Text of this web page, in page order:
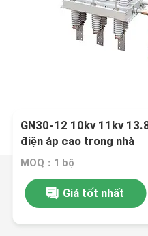
GN30-12 10kv 11kv
điện áp cao trong nhà
MOQ：1 bộ
Giá tốt nhất